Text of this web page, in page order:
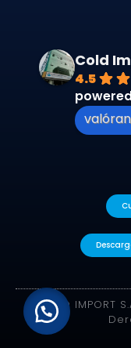
Cold
4.5
COLD IMPORT